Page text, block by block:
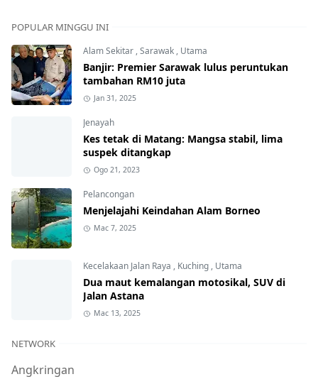
POPULAR MINGGU INI
Alam Sekitar,Sarawak, Utama
Banjir: Premier Sarawak lulus peruntukan
tambahan RM10 juta
Jan 31, 2025
Jenayah
Kes tetak di Matang: Mangsa stabil, lima
suspek ditangkap
Ogo 21, 2023
Pelancongan
Menjelajahi Keindahan Alam Borneo
Mac 7, 2025
Kecelakaan Jalan Raya , Kuching, Utama
Dua maut kemalangan motosikal, SUV di
Jalan Astana
Mac 13, 2025
NETWORK
Angkringan